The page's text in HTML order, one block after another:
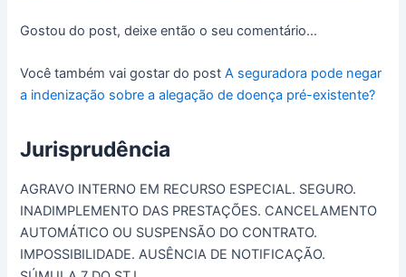
Gostou do post, deixe então o seu comentário…
Você também vai gostar do postA seguradora pode negar
a indenização sobre a alegação de doença pré-existente?
Jurisprudência
AGRAVO INTERNO EM RECURSO ESPECIAL. SEGURO.
INADIMPLEMENTO DAS PRESTAÇÕES. CANCELAMENTO
AUTOMÁTICO OU SUSPENSÃO DO CONTRATO.
IMPOSSIBILIDADE. AUSÊNCIA DE NOTIFICAÇÃO.